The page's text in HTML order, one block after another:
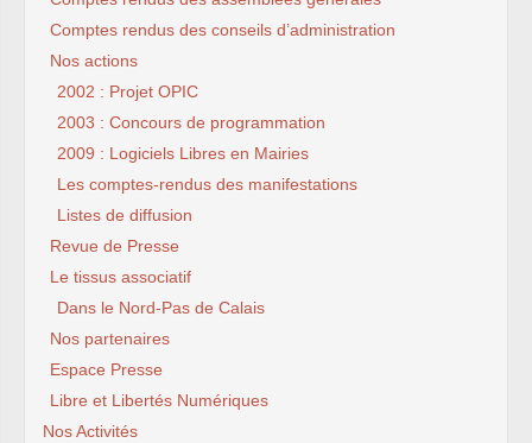
Comptes rendus des conseils d’administration
Nos actions
2002 : Projet OPIC
2003 : Concours de programmation
2009 : Logiciels Libres en Mairies
Les comptes-rendus des manifestations
Listes de diffusion
Revue de Presse
Le tissus associatif
Dans le Nord-Pas de Calais
Nos partenaires
Espace Presse
Libre et Libertés Numériques
Nos Activités